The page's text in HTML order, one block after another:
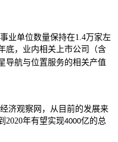
业单位数量保持在1.4 万家左
底，业内相关上市公司（含
导航与位置服务的相关产值
济观察网，从目前的发展来
2020年有望实现4000亿的总